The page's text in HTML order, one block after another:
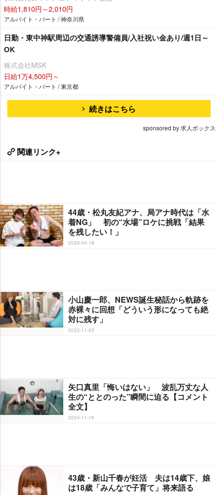
時給1,810円～2,010円
アルバイト・パート / 神奈川県
日勤・東中神駅周辺の交通誘導警備員/入社祝い金あり/週1日～
OK
株式会社MSK
日給1万4,500円～
アルバイト・パート / 東京都
続きはこちら
sponsored by 求人ボックス
関連リンク+
44歳・松丸友紀アナ、局アナ時代は「水
着NG」 初の“水場”ロケに挑戦「結果
を残したい！」
2026-04-18
小山慶一郎、NEWS誕生秘話から軌跡を
赤裸々に回想「どういう形になっても絶
対に残す」
2022-11-02
矢口真里「悔いはない」 波乱万丈な人
生の“ととのった”瞬間に迫る【コメント
全文】
2024-11-16
43歳・新山千春が妊活 夫は14歳下、娘
は18歳「みんなで子育て」将来語る